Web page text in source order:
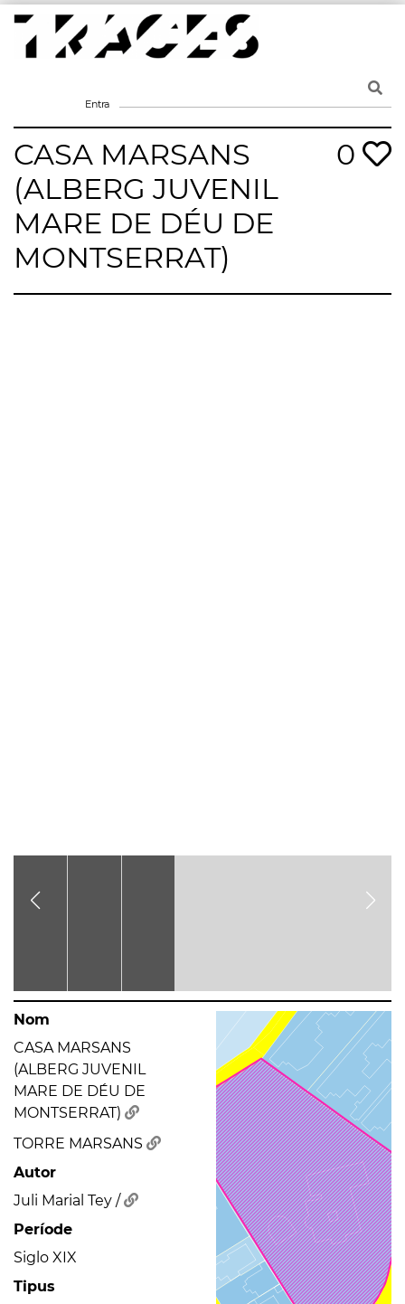
Skip
content
Entra
CASA MARSANS
(ALBERG JUVENIL
MARE DE DÉU DE
MONTSERRAT)
0
Nom
CASA MARSANS
(ALBERG JUVENIL
MARE DE DÉU DE
MONTSERRAT)
TORRE MARSANS
Autor
Juli Marial Tey /
Període
Siglo XIX
Tipus